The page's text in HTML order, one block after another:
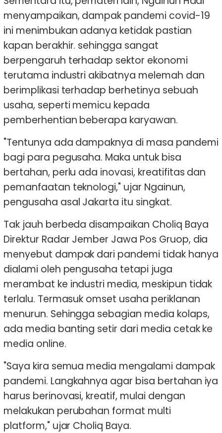
menyampaikan, dampak pandemi covid-19
ini menimbukan adanya ketidak pastian
kapan berakhir. sehingga sangat
berpengaruh terhadap sektor ekonomi
terutama industri akibatnya melemah dan
berimplikasi terhadap berhetinya sebuah
usaha, seperti memicu kepada
pemberhentian beberapa karyawan.
"Tentunya ada dampaknya di masa pandemi
bagi para pegusaha. Maka untuk bisa
bertahan, perlu ada inovasi, kreatifitas dan
pemanfaatan teknologi," ujar Ngainun,
pengusaha asal Jakarta itu singkat.
Tak jauh berbeda disampaikan Choliq Baya
Direktur Radar Jember Jawa Pos Gruop, dia
menyebut dampak dari pandemi tidak hanya
dialami oleh pengusaha tetapi juga
merambat ke industri media, meskipun tidak
terlalu. Termasuk omset usaha periklanan
menurun. Sehingga sebagian media kolaps,
ada media banting setir dari media cetak ke
media online.
"Saya kira semua media mengalami dampak
pandemi. Langkahnya agar bisa bertahan iya
harus berinovasi, kreatif, mulai dengan
melakukan perubahan format multi
platform," ujar Choliq Baya.